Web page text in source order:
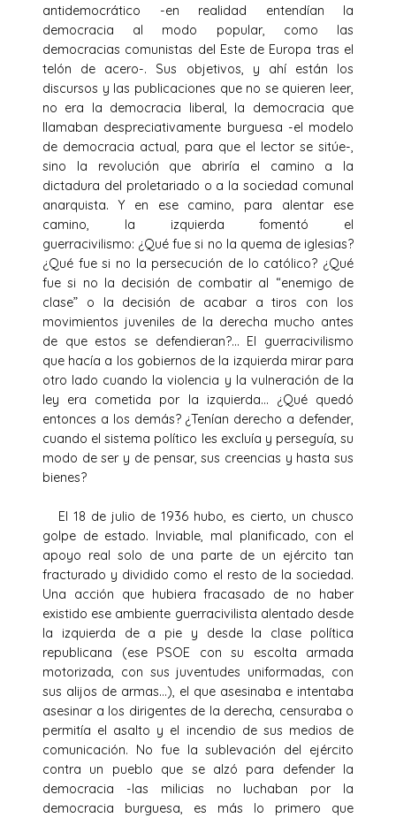
antidemocrático -en realidad entendían la
democracia al modo popular, como las
democracias comunistas del Este de Europa tras el
telón de acero-. Sus objetivos, y ahí están los
discursos y las publicaciones que no se quieren leer,
no era la democracia liberal, la democracia que
llamaban despreciativamente burguesa -el modelo
de democracia actual, para que el lector se sitúe-,
sino la revolución que abriría el camino a la
dictadura del proletariado o a la sociedad comunal
anarquista. Y en ese camino, para alentar ese
camino, la izquierda fomentó el
guerracivilismo: ¿Qué fue si no la quema de iglesias?
¿Qué fue si no la persecución de lo católico? ¿Qué
fue si no la decisión de combatir al “enemigo de
clase” o la decisión de acabar a tiros con los
movimientos juveniles de la derecha mucho antes
de que estos se defendieran?… El guerracivilismo
que hacía a los gobiernos de la izquierda mirar para
otro lado cuando la violencia y la vulneración de la
ley era cometida por la izquierda… ¿Qué quedó
entonces a los demás? ¿Tenían derecho a defender,
cuando el sistema político les excluía y perseguía, su
modo de ser y de pensar, sus creencias y hasta sus
bienes?
El 18 de julio de 1936 hubo, es cierto, un chusco
golpe de estado. Inviable, mal planificado, con el
apoyo real solo de una parte de un ejército tan
fracturado y dividido como el resto de la sociedad.
Una acción que hubiera fracasado de no haber
existido ese ambiente guerracivilista alentado desde
la izquierda de a pie y desde la clase política
republicana (ese PSOE con su escolta armada
motorizada, con sus juventudes uniformadas, con
sus alijos de armas…), el que asesinaba e intentaba
asesinar a los dirigentes de la derecha, censuraba o
permitía el asalto y el incendio de sus medios de
comunicación. No fue la sublevación del ejército
contra un pueblo que se alzó para defender la
democracia -las milicias no luchaban por la
democracia burguesa, es más lo primero que